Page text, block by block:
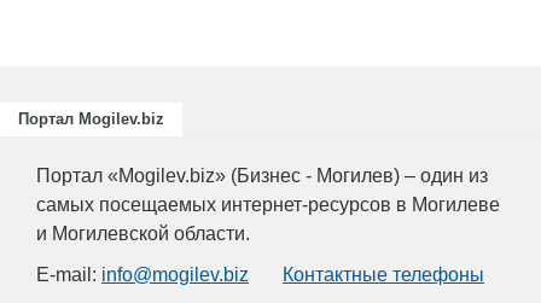
Портал Mogilev.biz
Портал «Mogilev.biz» (Бизнес - Могилев) – один из
самых посещаемых интернет-ресурсов в Могилеве
и Могилевской области.
E-mail: info@mogilev.biz Контактные телефоны